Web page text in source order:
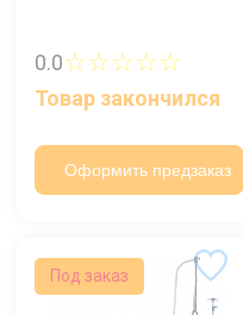
0.0☆☆☆☆☆
Товар закончился
Оформить предзаказ
Под заказ